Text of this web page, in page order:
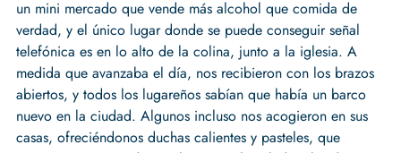
un mini mercado que vende más alcohol que comida de
verdad, y el único lugar donde se puede conseguir señal
telefónica es en lo alto de la colina, junto a la iglesia. A
medida que avanzaba el día, nos recibieron con los brazos
abiertos, y todos los lugareños sabían que había un barco
nuevo en la ciudad. Algunos incluso nos acogieron en sus
casas, ofreciéndonos duchas calientes y pasteles, que